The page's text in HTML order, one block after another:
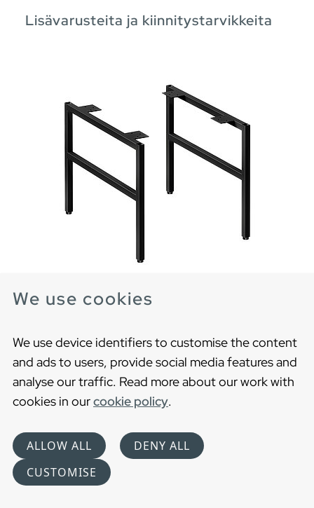
We use cookies
We use device identifiers to customise the content
and ads to users, provide social media features and
analyse our traffic. Read more about our work with
cookies in ourcookie policy.
ALLOW ALL
DENY ALL
CUSTOMISE
Lisävarusteita ja kiinnitystarvikkeita
Tukikehys Artic pesuallaskaappiin. Valkoinen tai Musta.